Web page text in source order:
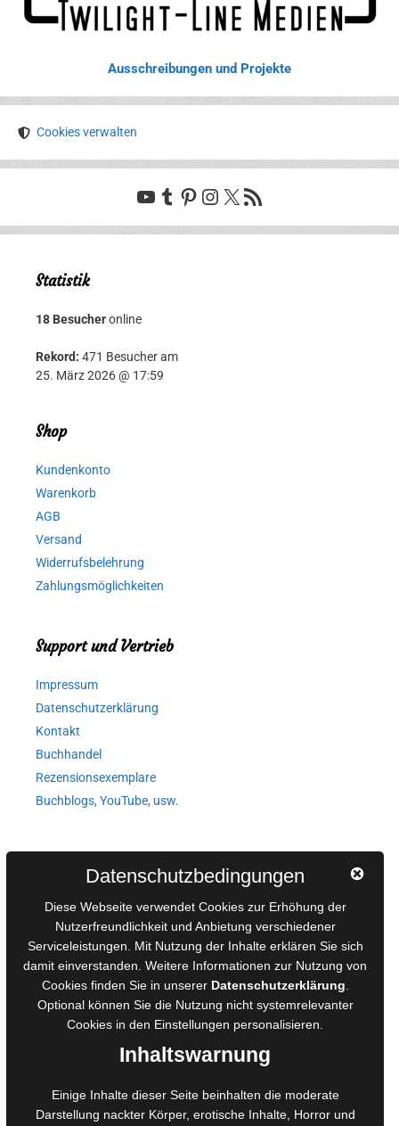
Ausschreibungen und Projekte
Cookies verwalten
YouTube
Tumblr
Pinterest
Instagram
X RSS-Feed
Statistik
18 Besucheronline
Rekord: 471 Besucher am
25. März 2026 @ 17:59
Shop
Kundenkonto
Warenkorb
AGB
Versand
Widerrufsbelehrung
Zahlungsmöglichkeiten
Support und Vertrieb
Impressum
Datenschutzerklärung
Kontakt
Buchhandel
Rezensionsexemplare
Buchblogs, YouTube, usw.
AGB für Medienprojekte
Online-Artikel
Manuskripte einreichen
Ausschreibungen
Belegexemplare
Eigenbedarfsexemplare
Foto- und Bildbearbeitung
Datenschutzbedingungen
Diese Webseite verwendet Cookies zur Erhöhung der
Nutzerfreundlichkeit und Anbietung verschiedener
Serviceleistungen. Mit Nutzung der Inhalte erklären Sie sich
damit einverstanden. Weitere Informationen zur Nutzung von
Cookies finden Sie in unserer Datenschutzerklärung
Optional können Sie die Nutzung nicht systemrelevanter
Cookies in den Einstellungen personalisieren.
Inhaltswarnung
Einige Inhalte dieser Seite beinhalten die moderate
Darstellung nackter Körper, erotische Inhalte, Horror und